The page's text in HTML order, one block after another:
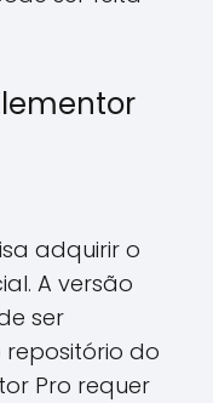
adquirir o
A versão
ser
do
Pro requer